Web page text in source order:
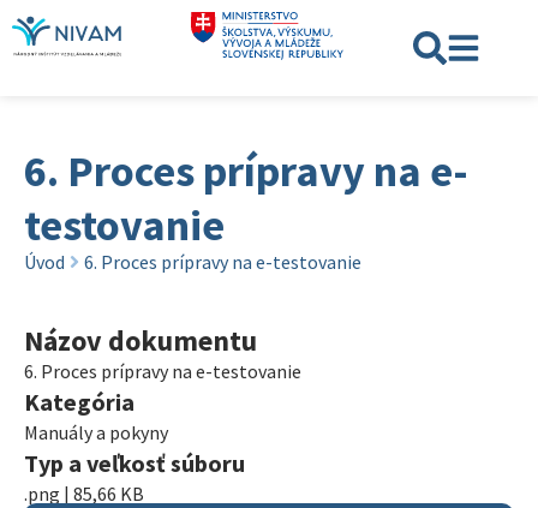
6. Proces prípravy na e-
testovanie
Úvod 6. Proces prípravy na e-testovanie
Názov dokumentu
6. Proces prípravy na e-testovanie
Kategória
Manuály a pokyny
Typ a veľkosť súboru
.png | 85,66 KB